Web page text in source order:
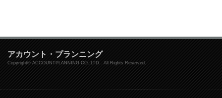
アカウント・プランニング
Copyright© ACCOUNTPLANNING CO.,LTD.. All Rights Reserved.